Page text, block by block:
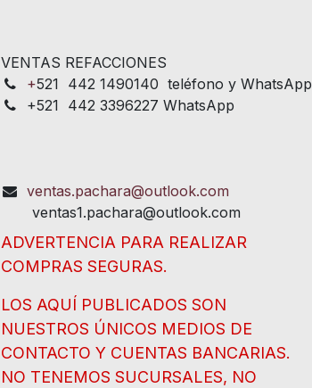
VENTAS REFACCIONES
+521 442 1490140 teléfono y WhatsApp
+521 442 3396227 WhatsApp
ventas.pachara@outlook.com
ventas1.pachara@outlook.com
ADVERTENCIA PARA REALIZAR
COMPRAS SEGURAS.
LOS AQUÍ PUBLICADOS SON
NUESTROS ÚNICOS MEDIOS DE
CONTACTO Y CUENTAS BANCARIAS.
NO TENEMOS SUCURSALES, NO